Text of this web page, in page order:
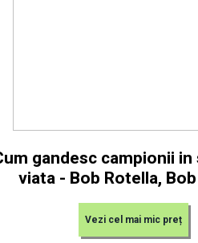
gandesc campionii
viata - Bob Rotella,
Vezi cel mai mic preț